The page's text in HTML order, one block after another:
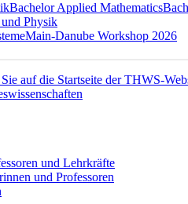
Bachelor Applied Mathematics
Physik
Main-Danube Workshop 2026
und Lehrkräfte
und Professoren